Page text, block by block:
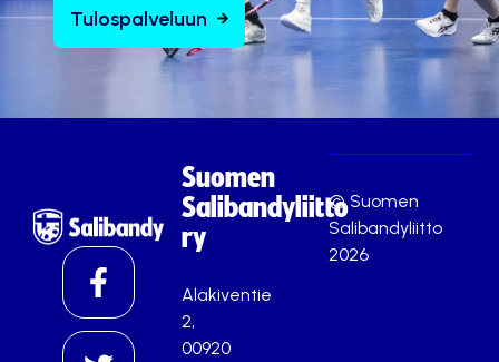
Tulospalveluun
Suomen
Salibandyliitto
ry
Alakiventie
2,
00920
© Suomen
Salibandyliitto
2026